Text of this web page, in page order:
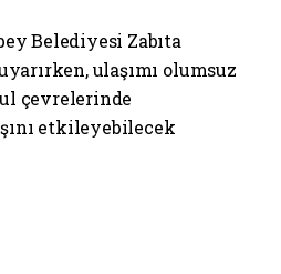
Belediyesi Zabıta
ulaşımı olumsuz
çevrelerinde
etkileyebilecek